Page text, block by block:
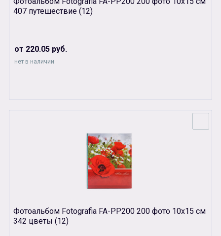
407 путешествие (12)
от 220.05 руб.
нет в наличии
Фотоальбом Fotografia FA-PP200 200 фото 10х15 см
342 цветы (12)